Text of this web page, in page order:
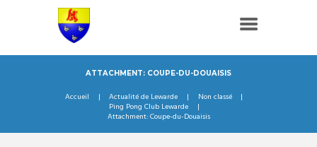
ATTACHMENT: COUPE-DU-DOUAISIS
Accueil Actualité de Lewarde
Non classé
Ping Pong Club Lewarde
Attachment: Coupe-du-Douaisis